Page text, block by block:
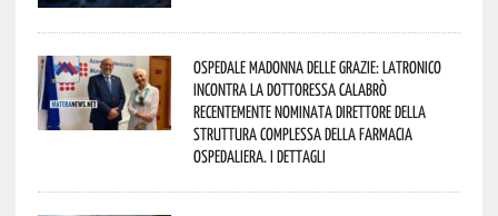
Ospedale Madonna delle Grazie: Latronico
incontra la dottoressa Calabrò
recentemente nominata Direttore della
Struttura Complessa della Farmacia
Ospedaliera. I dettagli